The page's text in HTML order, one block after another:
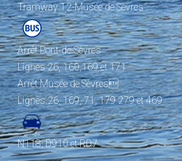
Tramway T2-Musée de Sèvres
Arrêt Pont-de-Sèvres
Lignes 26, 160,169 et 171
Arrêt Musée de Sèvres
Lignes 26, 169, 71, 179 279 et 469
N118, D910 et RD7